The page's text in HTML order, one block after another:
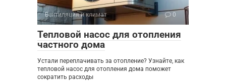
Вентиляция и климат 0
Тепловой насос для отопления
частного дома
Устали переплачивать за отопление? Узнайте, как
тепловой насос для отопления дома поможет
сократить расходы